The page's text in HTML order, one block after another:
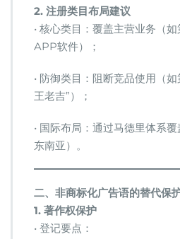
​2. 注册类目布局建议​
• 核心类目：覆盖主营业务（
APP软件）；
• 防御类目：阻断竞品使用（
王老吉”）；
• 国际布局：通过马德里体系
东南亚）。
二、非商标化广告语的替代保
​1. 著作权保护​
• 登记要点：